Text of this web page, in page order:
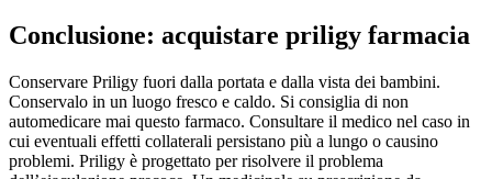
Conclusione: acquistare priligy farmacia
Conservare Priligy fuori dalla portata e dalla vista dei bambini.
Conservalo in un luogo fresco e caldo. Si consiglia di non
automedicare mai questo farmaco. Consultare il medico nel caso in
cui eventuali effetti collaterali persistano più a lungo o causino
problemi. Priligy è progettato per risolvere il problema